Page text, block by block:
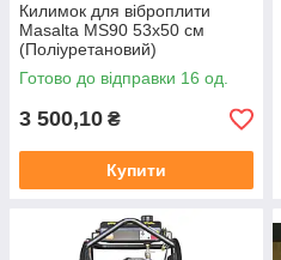
Килимок для віброплити
Masalta MS90 53х50 см
(Поліуретановий)
Готово до відправки 16 од.
3 500,10 ₴
Купити